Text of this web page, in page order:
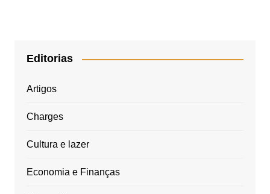
Editorias
Artigos
Charges
Cultura e lazer
Economia e Finanças